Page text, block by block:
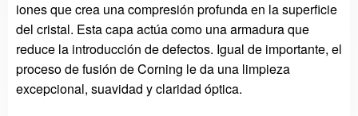
iones que crea una compresión profunda en la superficie
del cristal. Esta capa actúa como una armadura que
reduce la introducción de defectos. Igual de importante, el
proceso de fusión de Corning le da una limpieza
excepcional, suavidad y claridad óptica.